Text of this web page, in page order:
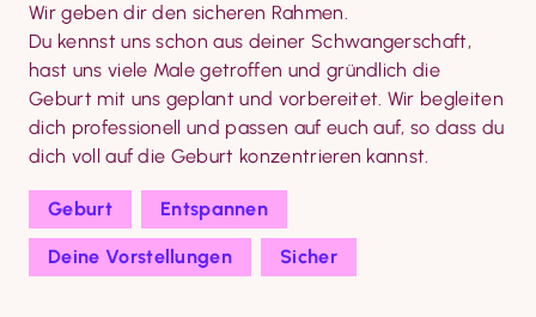
Wir geben dir den sicheren Rahmen.
Du kennst uns schon aus deiner Schwangerschaft,
hast uns viele Male getroffen und gründlich die
Geburt mit uns geplant und vorbereitet. Wir begleiten
dich professionell und passen auf euch auf, so dass du
dich voll auf die Geburt konzentrieren kannst.
Geburt Entspannen
Deine Vorstellungen Sicher